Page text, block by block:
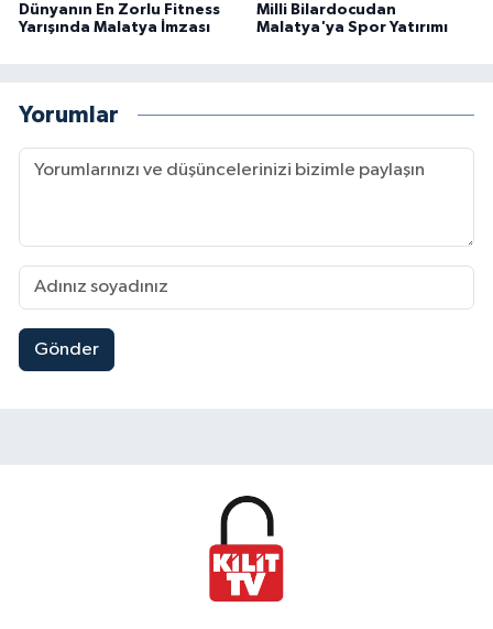
Dünyanın En Zorlu Fitness
Yarışında Malatya İmzası
Milli Bilardocudan
Malatya'ya Spor Yatırımı
Yorumlar
Gönder